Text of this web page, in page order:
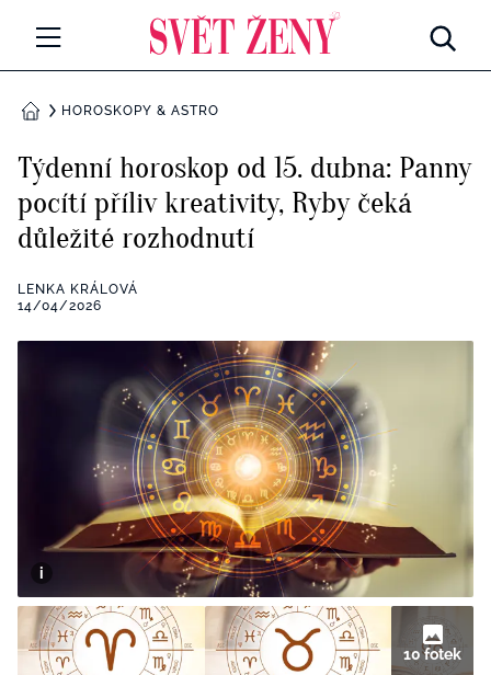
Všechny kategorie
Rozhovory
RETROHUBKY
Všechny kategorie
Seberozvoj
Životní styl
Všechny kategorie
Testy a kvízy
BYDLENÍ
Všechny kategorie
Tvoření
BurdaMedia
Extra
SVĚT ŽENY - 599 KČ
ROČNÍ PŘEDPLATNÉ SVĚT ŽENY +
SADA PRODUKTŮ MANA (10 ks)
DOMŮHOROSKOPY & ASTRO
Týdenní horoskop od 15. dubna: Panny
pocítí příliv kreativity, Ryby čeká
důležité rozhodnutí
LENKA KRÁLOVÁ
14/04/2026
10 fotek